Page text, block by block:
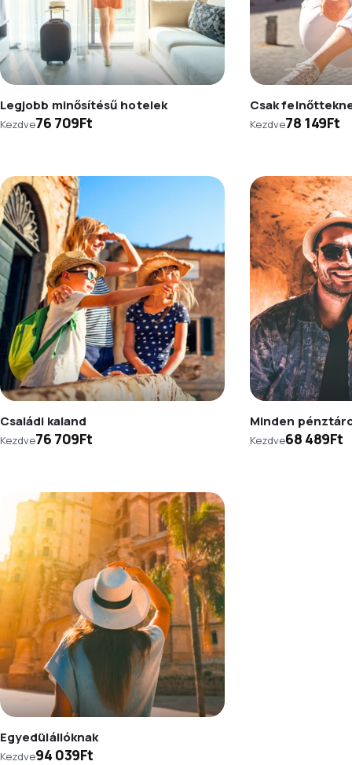
Legjobb minősítésű hotelek
Kezdve76 709Ft
Csak
Kezdve78 149Ft
Családi kaland
Kezdve76 709Ft
Minden
Kezdve68 489Ft
Egyedülállóknak
Kezdve94 039Ft